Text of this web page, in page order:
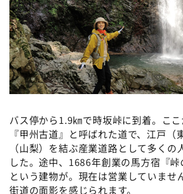
バス停から1.9㎞で時坂峠に到着。こ
『甲州古道』と呼ばれた道で、江戸（
（山梨）を結ぶ産業道路として多くの
した。途中、1686年創業の馬方宿『峠
という建物が。現在は営業していませ
街道の面影を感じられます。